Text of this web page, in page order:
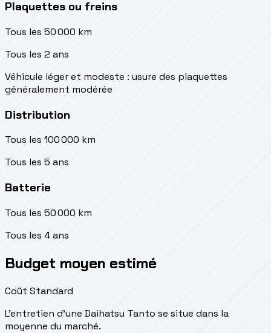
Plaquettes ou freins
Tous les 50 000 km
Tous les 2 ans
Véhicule léger et modeste : usure des plaquettes
généralement modérée
Distribution
Tous les 100 000 km
Tous les 5 ans
Batterie
Tous les 50 000 km
Tous les 4 ans
Budget moyen estimé
Coût Standard
L'entretien d'une Daihatsu Tanto se situe dans la
moyenne du marché.